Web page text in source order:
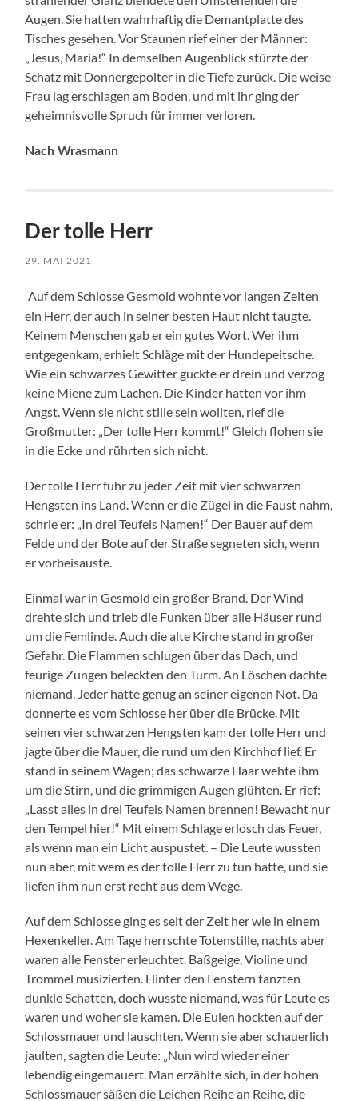
Augen. Sie hatten wahrhaftig die Demantplatte des
Tisches gesehen. Vor Staunen rief einer der Männer:
„Jesus, Maria!“ In demselben Augenblick stürzte der
Schatz mit Donnergepolter in die Tiefe zurück. Die weise
Frau lag erschlagen am Boden, und mit ihr ging der
geheimnisvolle Spruch für immer verloren.
Nach Wrasmann
Der tolle Herr
29. MAI 2021
Auf dem Schlosse Gesmold wohnte vor langen Zeiten
ein Herr, der auch in seiner besten Haut nicht taugte.
Keinem Menschen gab er ein gutes Wort. Wer ihm
entgegenkam, erhielt Schläge mit der Hundepeitsche.
Wie ein schwarzes Gewitter guckte er drein und verzog
keine Miene zum Lachen. Die Kinder hatten vor ihm
Angst. Wenn sie nicht stille sein wollten, rief die
Großmutter: „Der tolle Herr kommt!“ Gleich flohen sie
in die Ecke und rührten sich nicht.
Der tolle Herr fuhr zu jeder Zeit mit vier schwarzen
Hengsten ins Land. Wenn er die Zügel in die Faust nahm,
schrie er: „In drei Teufels Namen!“ Der Bauer auf dem
Felde und der Bote auf der Straße segneten sich, wenn
er vorbeisauste.
Einmal war in Gesmold ein großer Brand. Der Wind
drehte sich und trieb die Funken über alle Häuser rund
um die Femlinde. Auch die alte Kirche stand in großer
Gefahr. Die Flammen schlugen über das Dach, und
feurige Zungen beleckten den Turm. An Löschen dachte
niemand. Jeder hatte genug an seiner eigenen Not. Da
donnerte es vom Schlosse her über die Brücke. Mit
seinen vier schwarzen Hengsten kam der tolle Herr und
jagte über die Mauer, die rund um den Kirchhof lief. Er
stand in seinem Wagen; das schwarze Haar wehte ihm
um die Stirn, und die grimmigen Augen glühten. Er rief:
„Lasst alles in drei Teufels Namen brennen! Bewacht nur
den Tempel hier!“ Mit einem Schlage erlosch das Feuer,
als wenn man ein Licht auspustet. – Die Leute wussten
nun aber, mit wem es der tolle Herr zu tun hatte, und sie
liefen ihm nun erst recht aus dem Wege.
Auf dem Schlosse ging es seit der Zeit her wie in einem
Hexenkeller. Am Tage herrschte Totenstille, nachts aber
waren alle Fenster erleuchtet. Baßgeige, Violine und
Trommel musizierten. Hinter den Fenstern tanzten
dunkle Schatten, doch wusste niemand, was für Leute es
waren und woher sie kamen. Die Eulen hockten auf der
Schlossmauer und lauschten. Wenn sie aber schauerlich
jaulten, sagten die Leute: „Nun wird wieder einer
lebendig eingemauert. Man erzählte sich, in der hohen
Schlossmauer säßen die Leichen Reihe an Reihe, die